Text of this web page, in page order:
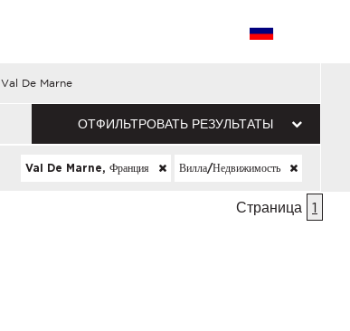
Val De Marne
ОТФИЛЬТРОВАТЬ РЕЗУЛЬТАТЫ
Val De Marne, Франция Вилла/недвижимость
Страница 1